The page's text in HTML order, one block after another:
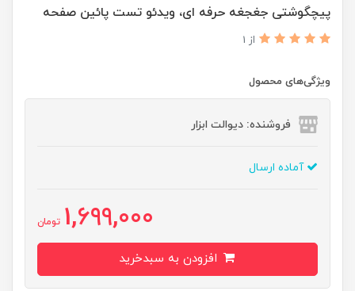
پیچگوشتی جغجغه حرفه ای، ویدئو تست پائین صفحه
از 1
ویژگی‌های محصول
فروشنده: دیوالت ابزار
آماده ارسال
1,699,000 تومان